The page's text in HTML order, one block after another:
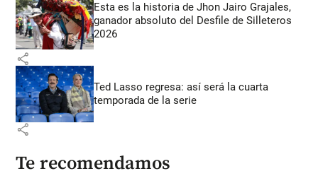
Esta es la historia de Jhon Jairo Grajales,
ganador absoluto del Desfile de Silleteros
2026
share
Ted Lasso regresa: así será la cuarta
temporada de la serie
share
Te recomendamos